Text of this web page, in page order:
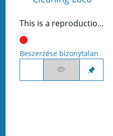
This is a reproduction of a track laying machine as used all over the world. Cleaning dirty rails is child's play with this LGB model. Two cleaning wheels rotate in the opposite direction of the direction of travel to achieve the most effective cleaning. Length over the buffers 43.5 cm
Beszerzése bizonytalan